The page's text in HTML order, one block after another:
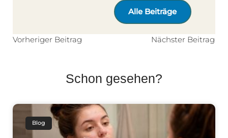
Alle Beiträge
Vorheriger Beitrag Nächster Beitrag
Schon gesehen?
Blog